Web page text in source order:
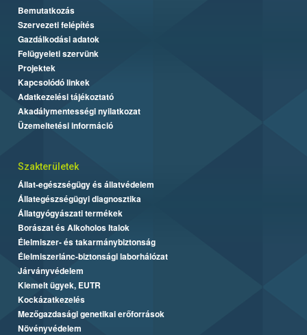
Bemutatkozás
Szervezeti felépítés
Gazdálkodási adatok
Felügyeleti szervünk
Projektek
Kapcsolódó linkek
Adatkezelési tájékoztató
Akadálymentességi nyilatkozat
Üzemeltetési információ
Szakterületek
Állat-egészségügy és állatvédelem
Állategészségügyi diagnosztika
Állatgyógyászati termékek
Borászat és Alkoholos Italok
Élelmiszer- és takarmánybiztonság
Élelmiszerlánc-biztonsági laborhálózat
Járványvédelem
Kiemelt ügyek, EUTR
Kockázatkezelés
Mezőgazdasági genetikai erőforrások
Növényvédelem